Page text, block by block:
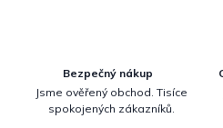
Bezpečný nákup
Jsme ověřený obchod. Tisíce
spokojených zákazníků.